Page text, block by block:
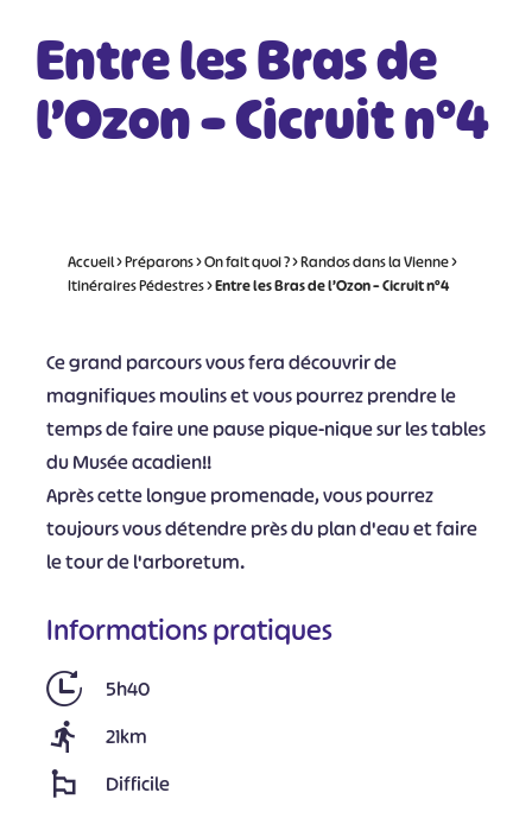
Entre les Bras de
l’Ozon – Cicruit n°4
Accueil>Préparons>On fait quoi ?>Randos dans la Vienne>
Itinéraires Pédestres>Entre les Bras de l’Ozon – Cicruit n°4
Ce grand parcours vous fera découvrir de
magnifiques moulins et vous pourrez prendre le
temps de faire une pause pique-nique sur les tables
du Musée acadien!!
Après cette longue promenade, vous pourrez
toujours vous détendre près du plan d'eau et faire
le tour de l'arboretum.
Informations pratiques
5h40
21km
Difficile